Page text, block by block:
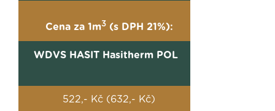
Cena za 1m3(s DPH 21%):
WDVS HASIT Hasitherm POL
522,- Kč (632,- Kč)